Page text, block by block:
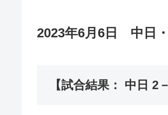
2023年6月6日 中日
【試合結果： 中日 2